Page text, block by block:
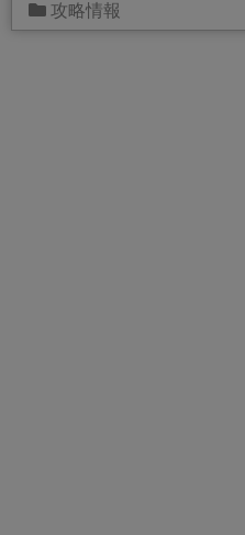
攻略情報